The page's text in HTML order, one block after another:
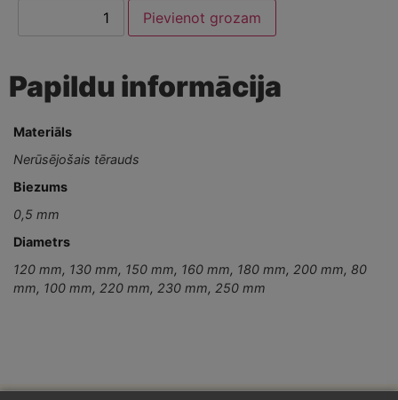
Pievienot grozam
Papildu informācija
Materiāls
Nerūsējošais tērauds
Biezums
0,5 mm
Diametrs
120 mm, 130 mm, 150 mm, 160 mm, 180 mm, 200 mm, 80
mm, 100 mm, 220 mm, 230 mm, 250 mm